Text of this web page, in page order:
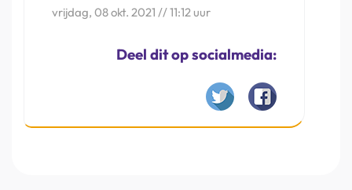
vrijdag, 08 okt. 2021 // 11:12 uur
Deel dit op socialmedia: